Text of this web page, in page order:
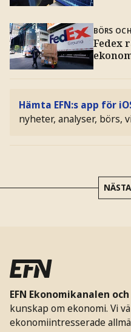
BÖRS
Fedex
Hämta EFN:s app för
nyheter, analyser, börs,
EFN Ekonomikanalen
kunskap om ekonomi. Vi
ekonomiintresserade